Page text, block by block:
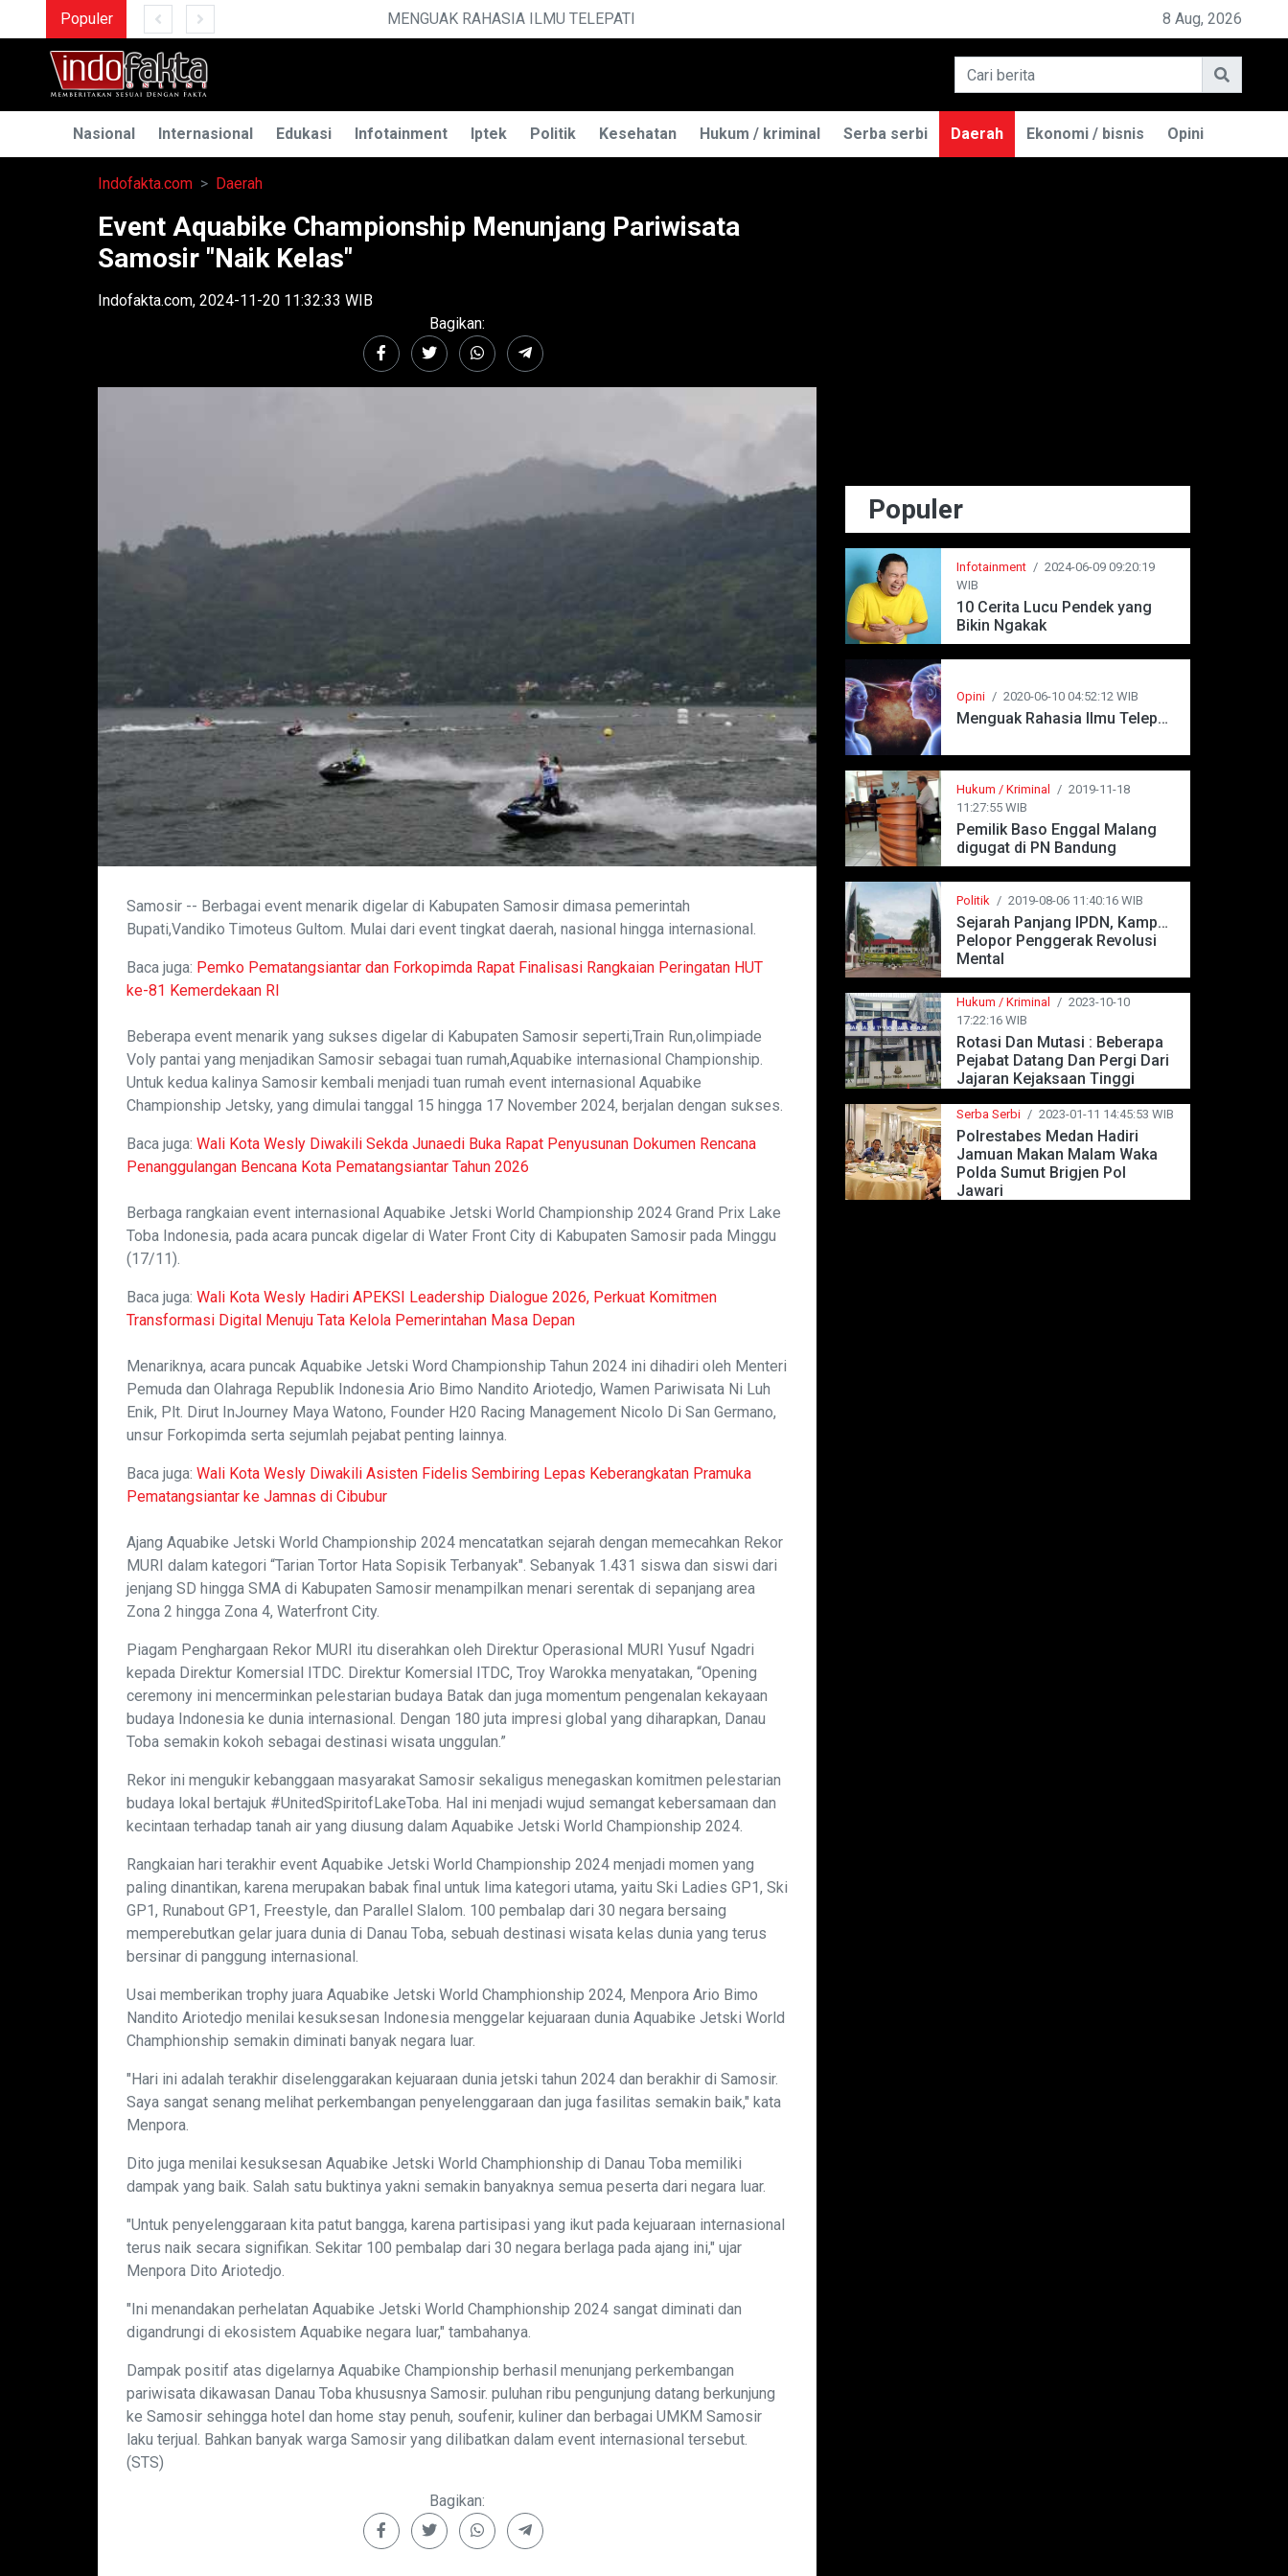
Populer MENGUAK RAHASIA ILMU TELEPATI PEMILIK BASO ENGGAL MALANG DIGUGAT DI PN BANDUNG
8 Aug, 2026
Nasional Internasional Edukasi Infotainment Iptek Politik Kesehatan Hukum / kriminal Serba serbi Daerah Ekonomi / bisnis Opini
Indofakta.com Daerah
Event Aquabike Championship Menunjang Pariwisata
Samosir "Naik Kelas"
Indofakta.com, 2024-11-20 11:32:33 WIB
Bagikan:
Samosir -- Berbagai event menarik digelar di Kabupaten Samosir dimasa pemerintah
Bupati,Vandiko Timoteus Gultom. Mulai dari event tingkat daerah, nasional hingga internasional.
Baca juga: Pemko Pematangsiantar dan Forkopimda Rapat Finalisasi Rangkaian Peringatan HUT
ke-81 Kemerdekaan RI
Beberapa event menarik yang sukses digelar di Kabupaten Samosir seperti,Train Run,olimpiade
Voly pantai yang menjadikan Samosir sebagai tuan rumah,Aquabike internasional Championship.
Untuk kedua kalinya Samosir kembali menjadi tuan rumah event internasional Aquabike
Championship Jetsky, yang dimulai tanggal 15 hingga 17 November 2024, berjalan dengan sukses.
Baca juga: Wali Kota Wesly Diwakili Sekda Junaedi Buka Rapat Penyusunan Dokumen Rencana
Penanggulangan Bencana Kota Pematangsiantar Tahun 2026
Berbaga rangkaian event internasional Aquabike Jetski World Championship 2024 Grand Prix Lake
Toba Indonesia, pada acara puncak digelar di Water Front City di Kabupaten Samosir pada Minggu
(17/11).
Baca juga: Wali Kota Wesly Hadiri APEKSI Leadership Dialogue 2026, Perkuat Komitmen
Transformasi Digital Menuju Tata Kelola Pemerintahan Masa Depan
Menariknya, acara puncak Aquabike Jetski Word Championship Tahun 2024 ini dihadiri oleh Menteri
Pemuda dan Olahraga Republik Indonesia Ario Bimo Nandito Ariotedjo, Wamen Pariwisata Ni Luh
Enik, Plt. Dirut InJourney Maya Watono, Founder H20 Racing Management Nicolo Di San Germano,
unsur Forkopimda serta sejumlah pejabat penting lainnya.
Baca juga: Wali Kota Wesly Diwakili Asisten Fidelis Sembiring Lepas Keberangkatan Pramuka
Pematangsiantar ke Jamnas di Cibubur
Ajang Aquabike Jetski World Championship 2024 mencatatkan sejarah dengan memecahkan Rekor
MURI dalam kategori “Tarian Tortor Hata Sopisik Terbanyak". Sebanyak 1.431 siswa dan siswi dari
jenjang SD hingga SMA di Kabupaten Samosir menampilkan menari serentak di sepanjang area
Zona 2 hingga Zona 4, Waterfront City.
Piagam Penghargaan Rekor MURI itu diserahkan oleh Direktur Operasional MURI Yusuf Ngadri
kepada Direktur Komersial ITDC. Direktur Komersial ITDC, Troy Warokka menyatakan, “Opening
ceremony ini mencerminkan pelestarian budaya Batak dan juga momentum pengenalan kekayaan
budaya Indonesia ke dunia internasional. Dengan 180 juta impresi global yang diharapkan, Danau
Toba semakin kokoh sebagai destinasi wisata unggulan.”
Rekor ini mengukir kebanggaan masyarakat Samosir sekaligus menegaskan komitmen pelestarian
budaya lokal bertajuk #UnitedSpiritofLakeToba. Hal ini menjadi wujud semangat kebersamaan dan
kecintaan terhadap tanah air yang diusung dalam Aquabike Jetski World Championship 2024.
Rangkaian hari terakhir event Aquabike Jetski World Championship 2024 menjadi momen yang
paling dinantikan, karena merupakan babak final untuk lima kategori utama, yaitu Ski Ladies GP1, Ski
GP1, Runabout GP1, Freestyle, dan Parallel Slalom. 100 pembalap dari 30 negara bersaing
memperebutkan gelar juara dunia di Danau Toba, sebuah destinasi wisata kelas dunia yang terus
bersinar di panggung internasional.
Usai memberikan trophy juara Aquabike Jetski World Champhionship 2024, Menpora Ario Bimo
Nandito Ariotedjo menilai kesuksesan Indonesia menggelar kejuaraan dunia Aquabike Jetski World
Champhionship semakin diminati banyak negara luar.
"Hari ini adalah terakhir diselenggarakan kejuaraan dunia jetski tahun 2024 dan berakhir di Samosir.
Saya sangat senang melihat perkembangan penyelenggaraan dan juga fasilitas semakin baik," kata
Menpora.
Dito juga menilai kesuksesan Aquabike Jetski World Champhionship di Danau Toba memiliki
dampak yang baik. Salah satu buktinya yakni semakin banyaknya semua peserta dari negara luar.
"Untuk penyelenggaraan kita patut bangga, karena partisipasi yang ikut pada kejuaraan internasional
terus naik secara signifikan. Sekitar 100 pembalap dari 30 negara berlaga pada ajang ini," ujar
Menpora Dito Ariotedjo.
"Ini menandakan perhelatan Aquabike Jetski World Champhionship 2024 sangat diminati dan
digandrungi di ekosistem Aquabike negara luar," tambahanya.
Dampak positif atas digelarnya Aquabike Championship berhasil menunjang perkembangan
pariwisata dikawasan Danau Toba khususnya Samosir. puluhan ribu pengunjung datang berkunjung
ke Samosir sehingga hotel dan home stay penuh, soufenir, kuliner dan berbagai UMKM Samosir
laku terjual. Bahkan banyak warga Samosir yang dilibatkan dalam event internasional tersebut.
(STS)
Bagikan:
Populer
Infotainment / 2024-06-09 09:20:19
WIB
10 Cerita Lucu Pendek yang
Bikin Ngakak
Opini / 2020-06-10 04:52:12 WIB
Menguak Rahasia Ilmu Telepati
Hukum / Kriminal / 2019-11-18
11:27:55 WIB
Pemilik Baso Enggal Malang
digugat di PN Bandung
Politik / 2019-08-06 11:40:16 WIB
Sejarah Panjang IPDN, Kampus
Pelopor Penggerak Revolusi
Mental
Hukum / Kriminal / 2023-10-10
17:22:16 WIB
Rotasi Dan Mutasi : Beberapa
Pejabat Datang Dan Pergi Dari
Jajaran Kejaksaan Tinggi
Serba Serbi / 2023-01-11 14:45:53 WIB
Polrestabes Medan Hadiri
Jamuan Makan Malam Waka
Polda Sumut Brigjen Pol
Jawari